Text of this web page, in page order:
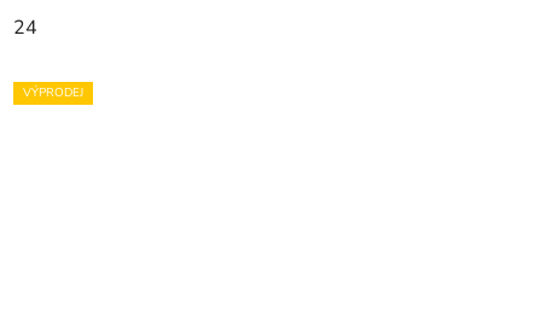
24
VÝPRODEJ